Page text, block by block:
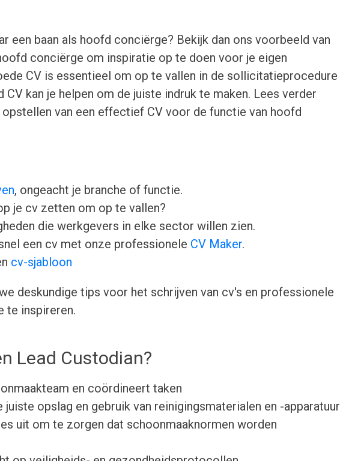
een baan als hoofd conciërge? Bekijk dan ons voorbeeld van
conciërge om inspiratie op te doen voor je eigen
CV is essentieel om op te vallen in de sollicitatieprocedure
CV kan je helpen om de juiste indruk te maken. Lees verder
van een effectief CV voor de functie van hoofd
, ongeacht je branche of functie.
je cv zetten om op te vallen?
die werkgevers in elke sector willen zien.
een cv met onze professionele CV Maker.
cv-sjabloon
deskundige tips voor het schrijven van cv's en professionele
te inspireren.
Lead Custodian?
en coördineert taken
opslag en gebruik van reinigingsmaterialen en -apparatuur
uit om te zorgen dat schoonmaaknormen worden